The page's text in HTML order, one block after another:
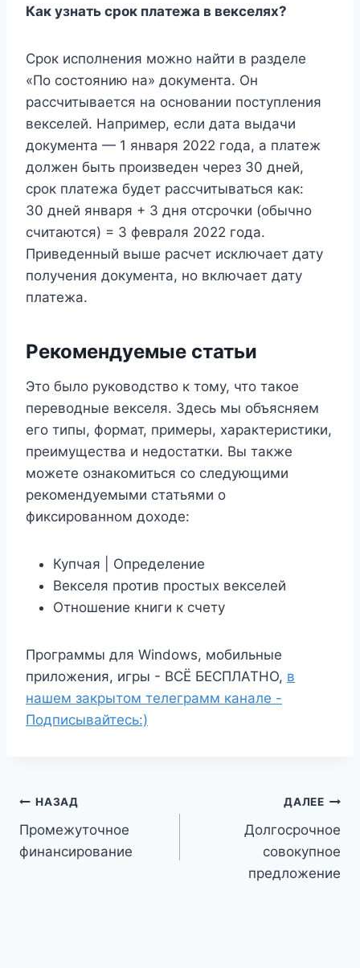
Как узнать срок платежа в векселях?
Срок исполнения можно найти в разделе
«По состоянию на» документа. Он
рассчитывается на основании поступления
векселей. Например, если дата выдачи
документа — 1 января 2022 года, а платеж
должен быть произведен через 30 дней,
срок платежа будет рассчитываться как:
30 дней января + 3 дня отсрочки (обычно
считаются) = 3 февраля 2022 года.
Приведенный выше расчет исключает дату
получения документа, но включает дату
платежа.
Рекомендуемые статьи
Это было руководство к тому, что такое
переводные векселя. Здесь мы объясняем
его типы, формат, примеры, характеристики,
преимущества и недостатки. Вы также
можете ознакомиться со следующими
рекомендуемыми статьями о
фиксированном доходе:
Купчая | Определение
Векселя против простых векселей
Отношение книги к счету
Программы для Windows, мобильные
приложения, игры - ВСЁ БЕСПЛАТНО, в
нашем закрытом телеграмм канале -
Подписывайтесь:)
Навигация
по
НАЗАД
Промежуточное
финансирование
ДАЛЕЕ
Долгосрочное
совокупное
предложение